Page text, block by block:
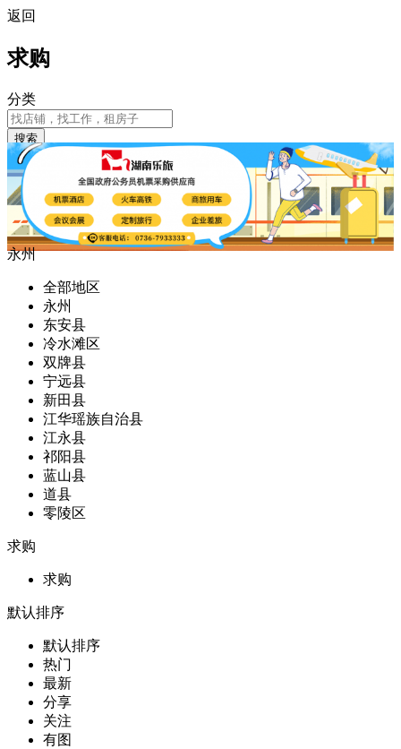
返回
求购
分类
搜索
永州
全部地区
永州
东安县
冷水滩区
双牌县
宁远县
新田县
江华瑶族自治县
江永县
祁阳县
蓝山县
道县
零陵区
求购
求购
默认排序
默认排序
热门
最新
分享
关注
有图